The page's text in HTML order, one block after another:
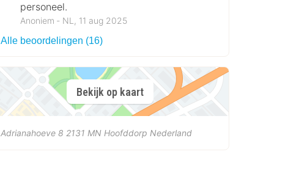
personeel.
Anoniem ‐ NL, 11 aug 2025
Alle beoordelingen (16)
Bekijk op kaart
Adrianahoeve 8 2131 MN Hoofddorp Nederland